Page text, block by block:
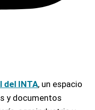
del INTA, un espacio
y documentos